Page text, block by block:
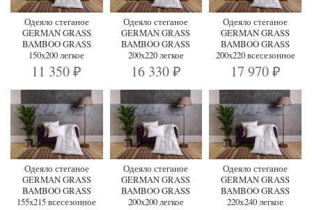
Одеяло стеганое
GERMAN GRASS
BAMBOO GRASS
150x200 легкое
11 350₽
Одеяло стеганое
GERMAN GRASS
BAMBOO GRASS
200x220 легкое
16 330 ₽
Одеяло стеганое
GERMAN GRASS
BAMBOO GRASS
200x220 всесезонное
17 970 ₽
Одеяло стеганое
GERMAN GRASS
BAMBOO GRASS
155x215 всесезонное
Одеяло стеганое
GERMAN GRASS
BAMBOO GRASS
200x200 легкое
Одеяло стеганое
GERMAN GRASS
BAMBOO GRASS
220х240 легкое